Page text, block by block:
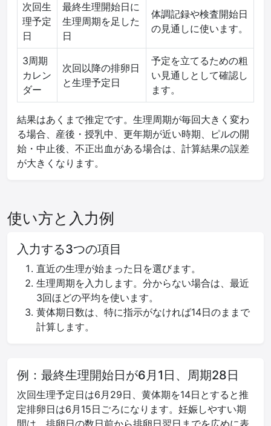
次回生
理予定
日
最終生理開始日に
生理周期を足した
日
体調記録や検査開始日
の見通しに使います。
3周期
カレン
ダー
次回以降の排卵日
と生理予定日
予定を立てるための粗
い見通しとして確認し
ます。
結果はあくまで推定です。生理周期が毎回大きく変わ
る場合、産後・授乳中、更年期が近い時期、ピルの開
始・中止後、不正出血がある場合は、計算結果の誤差
が大きくなります。
使い方と入力例
入力する3つの項目
直近の生理が始まった日を選びます。
生理周期を入力します。分からない場合は、最近
3回ほどの平均を使います。
黄体期日数は、特に指示がなければ14日のままで
計算します。
例：最終生理開始日が6月1日、周期28日
次回生理予定日は6月29日、黄体期を14日とすると推
定排卵日は6月15日ごろになります。妊娠しやすい期